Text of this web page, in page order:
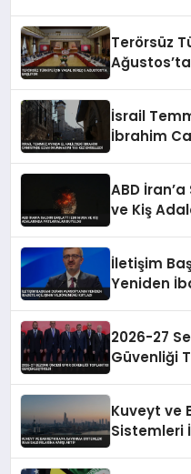
Terörsüz
İsrail
İbrahim
ABD
ve Kiş
İletişim
Yeniden
2026-27
Güvenliği
Kuveyt ve
Sistemleri